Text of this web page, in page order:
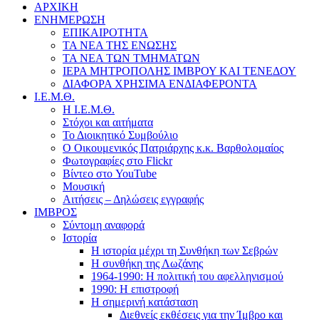
ΑΡΧΙΚΗ
ΕΝΗΜΕΡΩΣΗ
ΕΠΙΚΑΙΡΟΤΗΤΑ
ΤΑ ΝΕΑ ΤΗΣ ΕΝΩΣΗΣ
ΤΑ ΝΕΑ ΤΩΝ ΤΜΗΜΑΤΩΝ
ΙΕΡΑ ΜΗΤΡΟΠΟΛΗΣ ΙΜΒΡΟΥ ΚΑΙ ΤΕΝΕΔΟΥ
ΔΙΑΦΟΡΑ ΧΡΗΣΙΜΑ ΕΝΔΙΑΦΕΡΟΝΤΑ
Ι.Ε.Μ.Θ.
Η Ι.Ε.Μ.Θ.
Στόχοι και αιτήματα
Το Διοικητικό Συμβούλιο
Ο Οικουμενικός Πατριάρχης κ.κ. Βαρθολομαίος
Φωτογραφίες στο Flickr
Βίντεο στο YouTube
Μουσική
Αιτήσεις – Δηλώσεις εγγραφής
ΙΜΒΡΟΣ
Σύντομη αναφορά
Ιστορία
Η ιστορία μέχρι τη Συνθήκη των Σεβρών
Η συνθήκη της Λωζάνης
1964-1990: Η πολιτική του αφελληνισμού
1990: Η επιστροφή
Η σημερινή κατάσταση
Διεθνείς εκθέσεις για την Ίμβρο και